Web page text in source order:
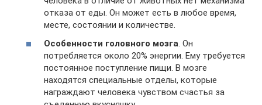
отказа от еды. Он может есть в любое время,
месте, состоянии и количестве.
Особенности головного мозга . Он
потребляется около 20% энергии. Ему требуется
постоянное поступление пищи. В мозге
находятся специальные отделы, которые
награждают человека чувством счастья за